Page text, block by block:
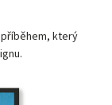
který